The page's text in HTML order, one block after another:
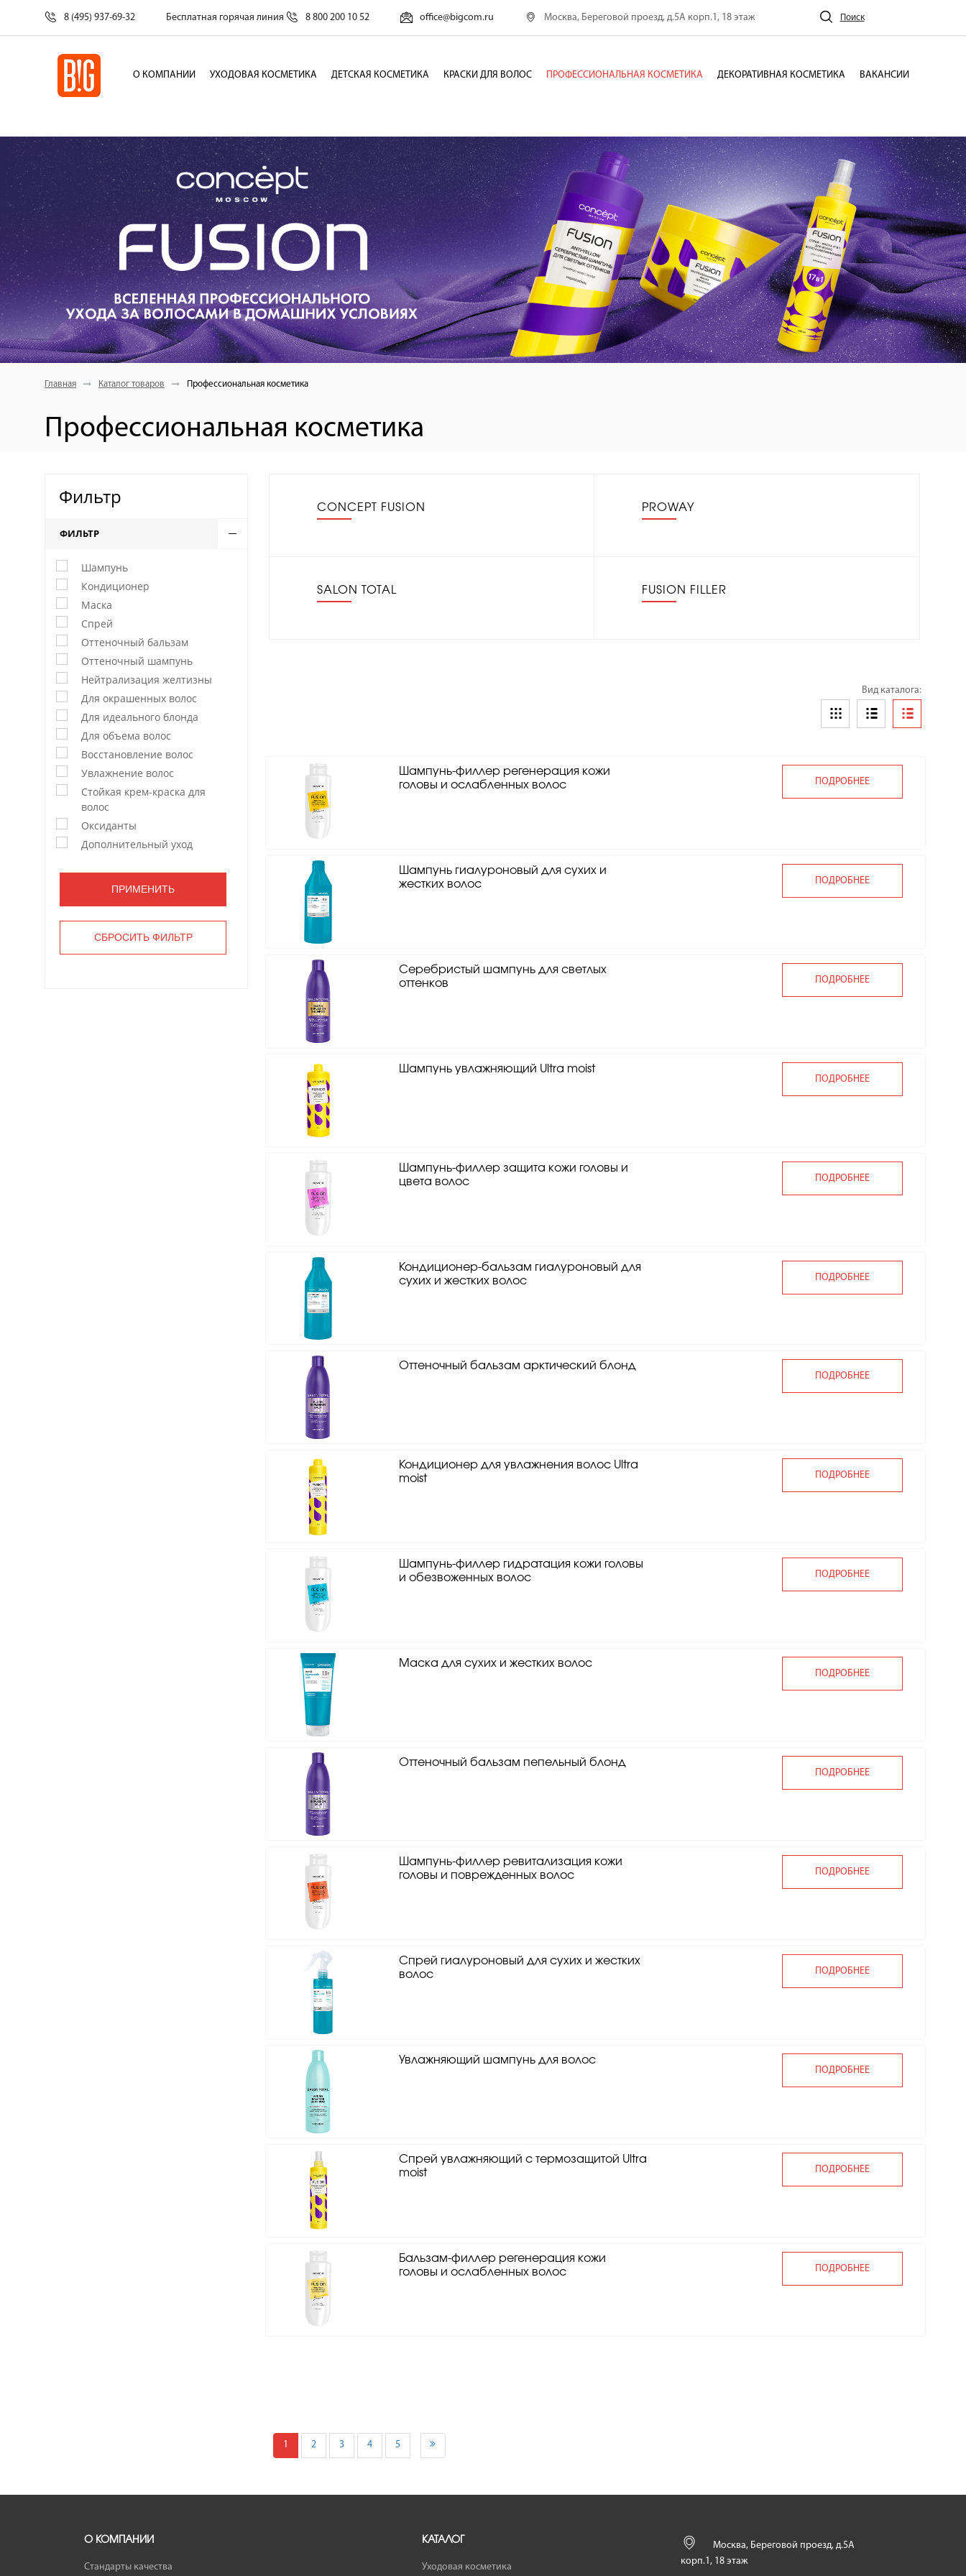
8 (495) 937-69-32 Бесплатная горячая линия 8 800 200 10 52 office@bigcom.ru Москва, Береговой проезд, д.5А корп.1, 18 этаж Поиск
О КОМПАНИИ УХОДОВАЯ КОСМЕТИКА ДЕТСКАЯ КОСМЕТИКА КРАСКИ ДЛЯ ВОЛОС ПРОФЕССИОНАЛЬНАЯ КОСМЕТИКА ДЕКОРАТИВНАЯ КОСМЕТИКА ВАКАНСИИ
Главная Каталог товаров Профессиональная косметика
Профессиональная косметика
Фильтр
ФИЛЬТР
Шампунь
Кондиционер
Маска
Спрей
Оттеночный бальзам
Оттеночный шампунь
Нейтрализация желтизны
Для окрашенных волос
Для идеального блонда
Для объема волос
Восстановление волос
Увлажнение волос
Стойкая крем-краска для
волос
Оксиданты
Дополнительный уход
CONCEPT FUSION PROWAY
SALON TOTAL FUSION FILLER
Вид каталога:
Шампунь-филлер регенерация кожи
головы и ослабленных волос
ПОДРОБНЕЕ
Шампунь гиалуроновый для сухих и
жестких волос
ПОДРОБНЕЕ
Серебристый шампунь для светлых
оттенков
ПОДРОБНЕЕ
Шампунь увлажняющий Ultra moist
ПОДРОБНЕЕ
Шампунь-филлер защита кожи головы и
цвета волос
ПОДРОБНЕЕ
Кондиционер-бальзам гиалуроновый для
сухих и жестких волос
ПОДРОБНЕЕ
Оттеночный бальзам арктический блонд
ПОДРОБНЕЕ
Кондиционер для увлажнения волос Ultra
moist
ПОДРОБНЕЕ
Шампунь-филлер гидратация кожи головы
и обезвоженных волос
ПОДРОБНЕЕ
Маска для сухих и жестких волос
ПОДРОБНЕЕ
Оттеночный бальзам пепельный блонд
ПОДРОБНЕЕ
Шампунь-филлер ревитализация кожи
головы и поврежденных волос
ПОДРОБНЕЕ
Спрей гиалуроновый для сухих и жестких
волос
ПОДРОБНЕЕ
Увлажняющий шампунь для волос
ПОДРОБНЕЕ
Спрей увлажняющий с термозащитой Ultra
moist
ПОДРОБНЕЕ
Бальзам-филлер регенерация кожи
головы и ослабленных волос
ПОДРОБНЕЕ
1 2 3 4 5
О КОМПАНИИ
Стандарты качества
КАТАЛОГ
Уходовая косметика
Москва, Береговой проезд, д.5А
корп.1, 18 этаж